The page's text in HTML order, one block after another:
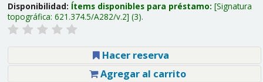
Disponibilidad: Ítems disponibles para préstamo: Signatura
topográfica: 621.374.5/A282/v.2 (3).
Hacer reserva
Agregar al carrito